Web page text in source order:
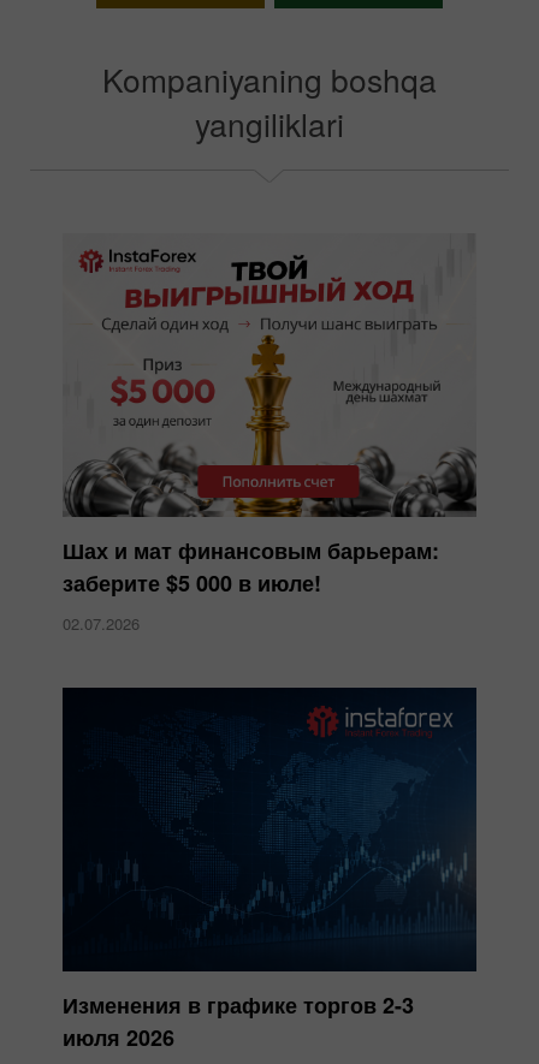
Kompaniyaning boshqa
yangiliklari
Шах и мат финансовым барьерам:
заберите $5 000 в июле!
02.07.2026
Изменения в графике торгов 2-3
июля 2026